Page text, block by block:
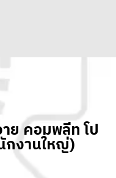
ย คอมพลีท โป
กงานใหญ่)